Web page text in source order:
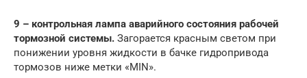
9 – контрольная лампа аварийного состояния рабочей
тормозной системы. Загорается красным светом при
понижении уровня жидкости в бачке гидропривода
тормозов ниже метки «MIN».